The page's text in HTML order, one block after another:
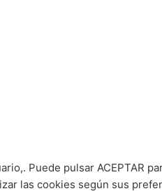
Puede pulsar ACEPTAR
las cookies según sus